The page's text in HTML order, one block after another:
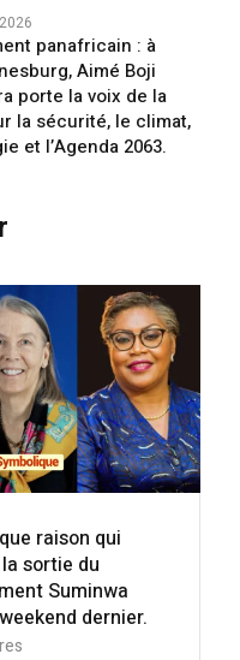
panafricain : à
Aimé Boji
porte la voix de la
la sécurité, le climat,
et l’Agenda 2063.
raison qui
sortie du
Suminwa
dernier.